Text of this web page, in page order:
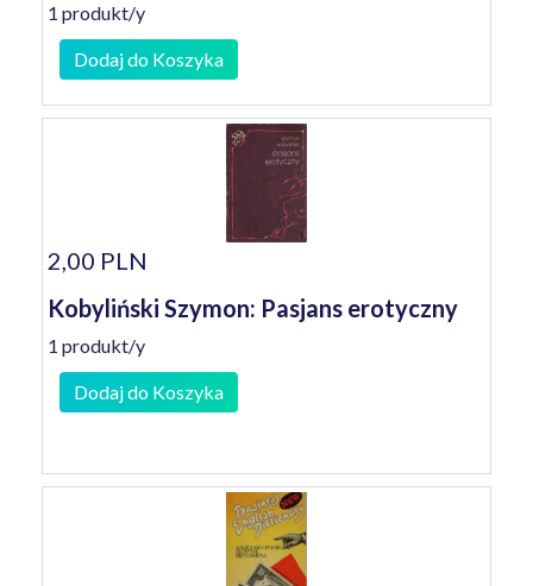
1 produkt/y
Dodaj do Koszyka
2,00 PLN
Kobyliński Szymon: Pasjans erotyczny
1 produkt/y
Dodaj do Koszyka